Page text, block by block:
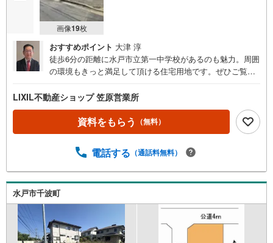
画像19枚
おすすめポイント 大津 淳
徒歩6分の距離に水戸市立第一中学校があるのも魅力。周囲
の環境もきっと満足して頂ける住宅用地です。ぜひご覧く
のタイミングで住まいが建てられます。売地をお探しの方
に、こちらの土地はイチオシです。土地面積は318.16平米
（公簿）となっています。角地は人目に付きやすく、防犯
面でも安心です。住みやすい空間の条件の1つに前面道路が
LIXIL不動産ショップ 笠原営業所
資料をもらう （無料）
電話する （通話料無料）
水戸市千波町